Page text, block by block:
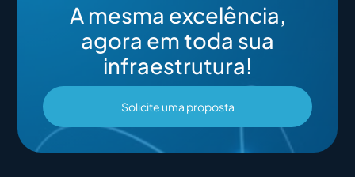
A mesma excelência,
agora em toda sua
infraestrutura!
Solicite uma proposta